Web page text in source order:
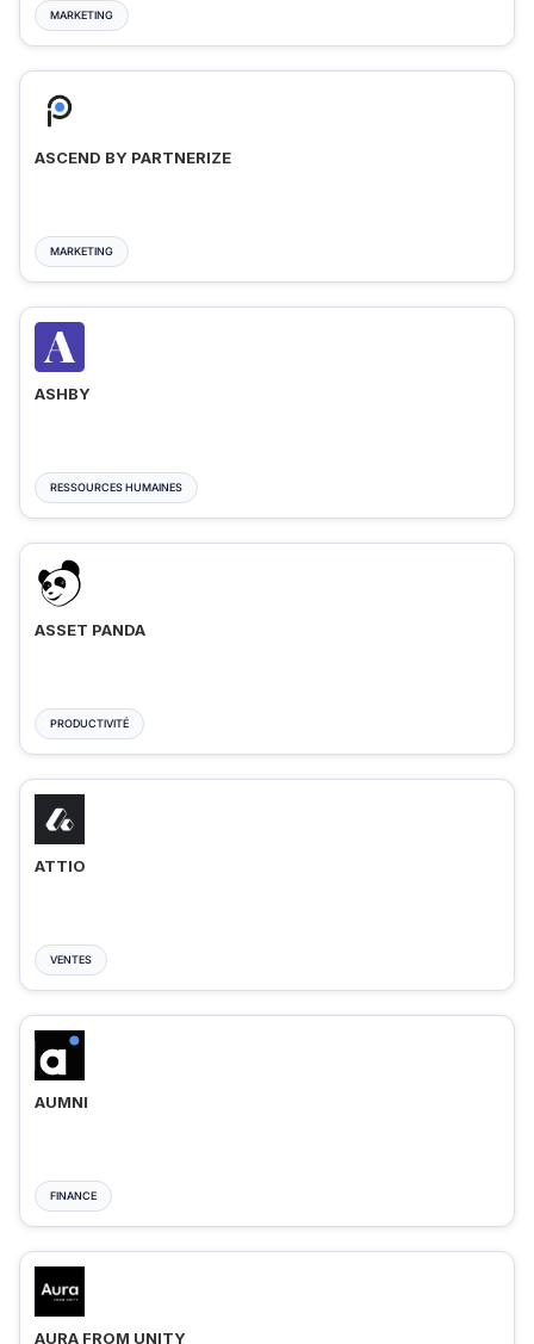
MARKETING
ASCEND BY PARTNERIZE
MARKETING
ASHBY
RESSOURCES HUMAINES
ASSET PANDA
PRODUCTIVITÉ
ATTIO
VENTES
AUMNI
FINANCE
AURA FROM UNITY